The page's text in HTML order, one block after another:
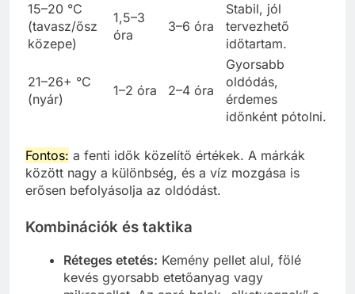
15–20 °C
(tavasz/ősz
közepe)
1,5–3
óra
3–6 óra
Stabil, jól
tervezhető
időtartam.
21–26+ °C
(nyár)
1–2 óra 2–4 óra
Gyorsabb
oldódás,
érdemes
időnként pótolni.
Fontos: a fenti idők közelítő értékek. A márkák
között nagy a különbség, és a víz mozgása is
erősen befolyásolja az oldódást.
Kombinációk és taktika
Réteges etetés: Kemény pellet alul, fölé
kevés gyorsabb etetőanyag vagy